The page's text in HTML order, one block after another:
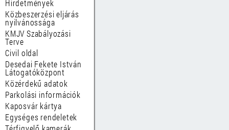
Hirdetmények
Közbeszerzési eljárás
nyilvánossága
KMJV Szabályozási
Terve
Civil oldal
Desedai Fekete István
Látogatóközpont
Közérdekű adatok
Parkolási információk
Kaposvár kártya
Egységes rendeletek